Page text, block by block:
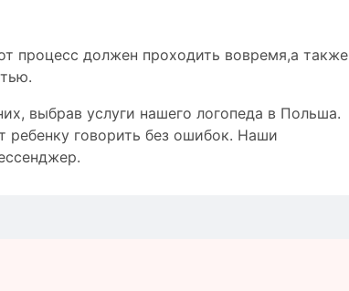
процесс должен проходить вовремя,а также
.
выбрав услуги нашего логопеда в Польша.
ребенку говорить без ошибок. Наши